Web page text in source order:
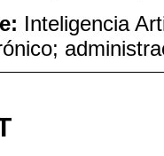
Inteligencia